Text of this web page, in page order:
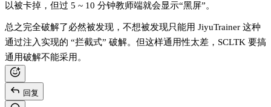
以被卡掉，但过 5 ~ 10 分钟教师端就会显示“黑屏”。
总之完全破解了必然被发现，不想被发现只能用 JiyuTrainer 这种
通过注入实现的 “拦截式” 破解。但这样通用性太差，SCLTK 要搞
通用破解不能采用。
回复